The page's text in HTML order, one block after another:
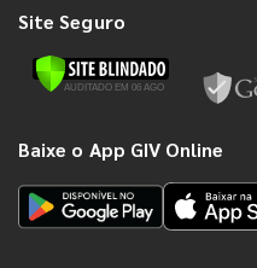
Site Seguro
Baixe o App GIV Online